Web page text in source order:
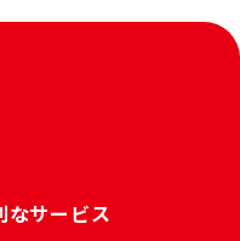
なサービス